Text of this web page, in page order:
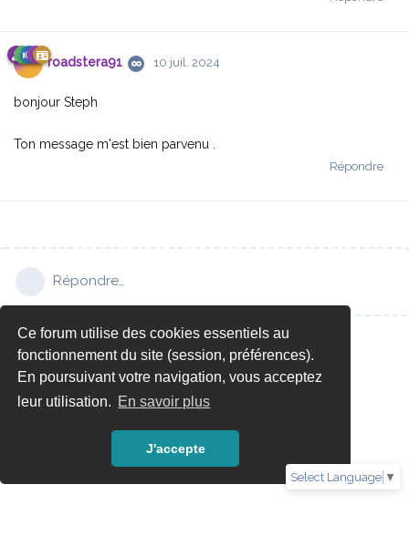
Ce forum utilise des cookies essentiels au
fonctionnement du site (session, préférences).
En poursuivant votre navigation, vous acceptez
leur utilisation. En savoir plus
J'accepte
Select Language ▼
roadstera91 10 juil. 2024
bonjour Steph
Ton message m'est bien parvenu .
Répondre
Répondre…